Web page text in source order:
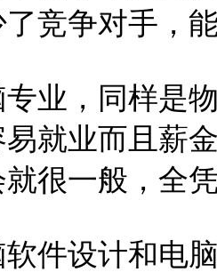
竞争对手，
，同样是物
就业而且薪
很一般，全
设计和电脑